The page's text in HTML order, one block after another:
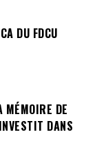
DU FDCU
MÉMOIRE DE
DANS